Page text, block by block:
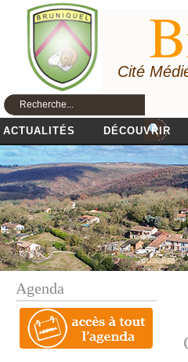
Cité
ACTUALITÉS DÉCOUVRIR
Agenda